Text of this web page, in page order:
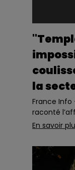
la
France
raconté
En savoir